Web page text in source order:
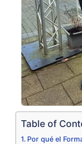
Table of
Por qué el